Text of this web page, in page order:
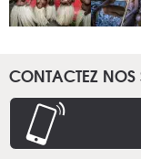
CONTACTEZ NOS